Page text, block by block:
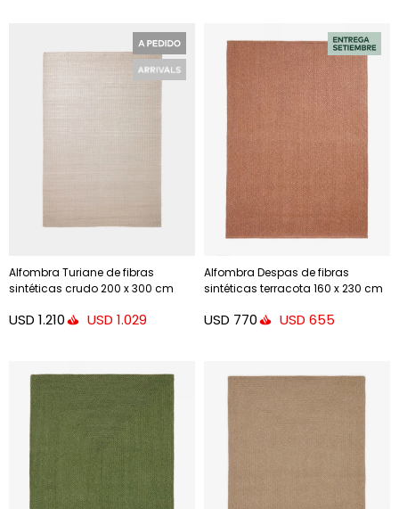
Alfombra Turiane de fibras
sintéticas crudo 200 x 300 cm
USD 1.210 USD 1.029
Alfombra Despas de fibras
sintéticas terracota 160 x 230 cm
USD 770 USD 655